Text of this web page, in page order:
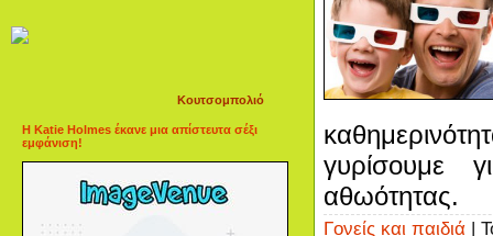
Κουτσομπολιό
Η Katie Holmes έκανε μια απίστευτα σέξι
εμφάνιση!
γυρίσουμε
αθωότητας.
Γονείς και παιδιά |